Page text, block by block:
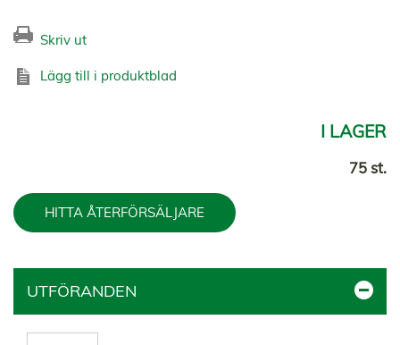
Skriv ut
Lägg till i produktblad
I LAGER
75 st.
HITTA ÅTERFÖRSÄLJARE
UTFÖRANDEN